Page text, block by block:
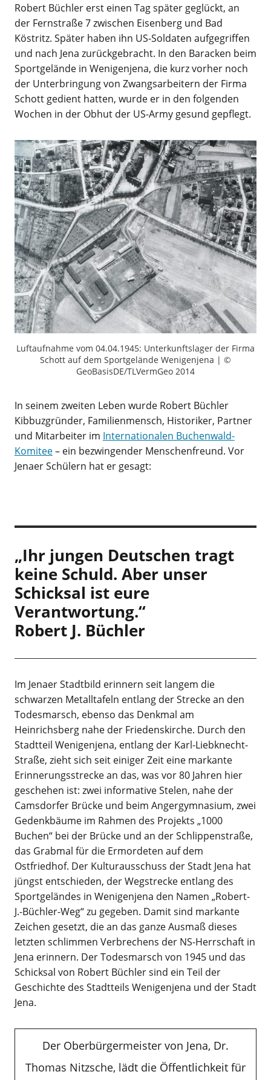
Robert Büchler erst einen Tag später geglückt, an
der Fernstraße 7 zwischen Eisenberg und Bad
Köstritz. Später haben ihn US-Soldaten aufgegriffen
und nach Jena zurückgebracht. In den Baracken beim
Sportgelände in Wenigenjena, die kurz vorher noch
der Unterbringung von Zwangsarbeitern der Firma
Schott gedient hatten, wurde er in den folgenden
Wochen in der Obhut der US-Army gesund gepflegt.
Luftaufnahme vom 04.04.1945: Unterkunftslager der Firma
Schott auf dem Sportgelände Wenigenjena | ©
GeoBasisDE/TLVermGeo 2014
In seinem zweiten Leben wurde Robert Büchler
Kibbuzgründer, Familienmensch, Historiker, Partner
und Mitarbeiter im Internationalen Buchenwald-
Komitee– ein bezwingender Menschenfreund. Vor
Jenaer Schülern hat er gesagt:
„Ihr jungen Deutschen tragt
keine Schuld. Aber unser
Schicksal ist eure
Verantwortung.“
Robert J. Büchler
Im Jenaer Stadtbild erinnern seit langem die
schwarzen Metalltafeln entlang der Strecke an den
Todesmarsch, ebenso das Denkmal am
Heinrichsberg nahe der Friedenskirche. Durch den
Stadtteil Wenigenjena, entlang der Karl-Liebknecht-
Straße, zieht sich seit einiger Zeit eine markante
Erinnerungsstrecke an das, was vor 80 Jahren hier
geschehen ist: zwei informative Stelen, nahe der
Camsdorfer Brücke und beim Angergymnasium, zwei
Gedenkbäume im Rahmen des Projekts „1000
Buchen“ bei der Brücke und an der Schlippenstraße,
das Grabmal für die Ermordeten auf dem
Ostfriedhof. Der Kulturausschuss der Stadt Jena hat
jüngst entschieden, der Wegstrecke entlang des
Sportgeländes in Wenigenjena den Namen „Robert-
J.-Büchler-Weg“ zu gegeben. Damit sind markante
Zeichen gesetzt, die an das ganze Ausmaß dieses
letzten schlimmen Verbrechens der NS-Herrschaft in
Jena erinnern. Der Todesmarsch von 1945 und das
Schicksal von Robert Büchler sind ein Teil der
Geschichte des Stadtteils Wenigenjena und der Stadt
Jena.
Der Oberbürgermeister von Jena, Dr.
Thomas Nitzsche, lädt die Öffentlichkeit für